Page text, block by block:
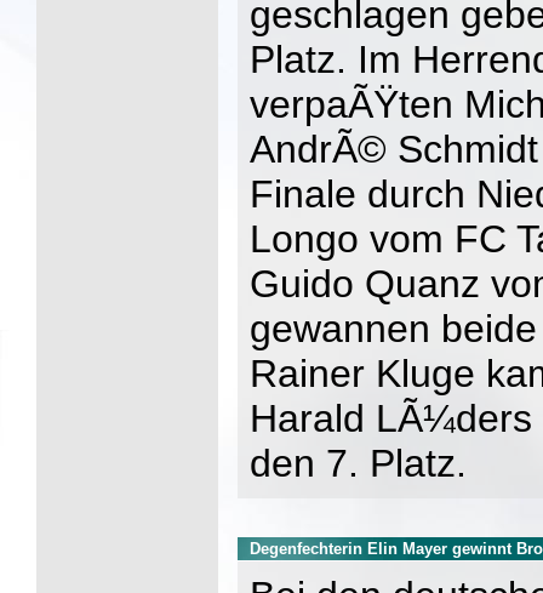
geschlagen
Platz. Im
verpaÃŸten
AndrÃ©
Finale durch
Longo vom FC
Guido Quanz
gewannen
Rainer Kluge
Harald LÃ¼ders
den 7. Platz.
Degenfechterin Elin Mayer gewinnt